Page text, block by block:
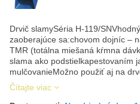
Drvič slamySéria H-119/
zaoberajúce sa:chovom dojníc –
TMR (totálna miešaná kŕmna
slama ako podstielkapestovaním
mulčovanieMožno použiť aj na
Čítajte viac